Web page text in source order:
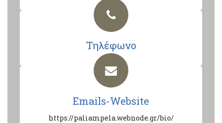
Τηλέφωνο
Emails-Website
https://paliampela.webnode.gr/bio/